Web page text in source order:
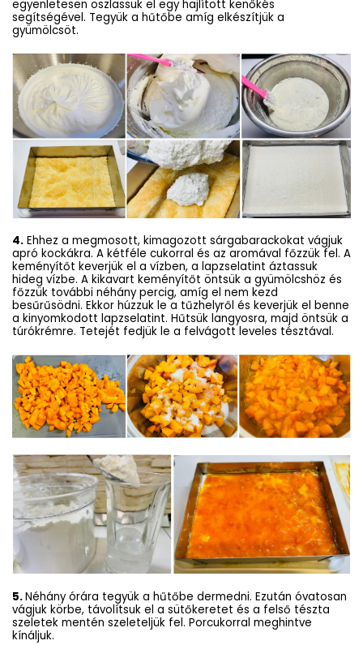
egyenletesen oszlassuk el egy hajlított kenőkés
segítségével. Tegyük a hűtőbe amíg elkészítjük a
gyümölcsöt.
4. Ehhez a megmosott, kimagozott sárgabarackokat vágjuk
apró kockákra. A kétféle cukorral és az aromával főzzük fel. A
keményítőt keverjük el a vízben, a lapzselatint áztassuk
hideg vízbe. A kikavart keményítőt öntsük a gyümölcshöz és
főzzük további néhány percig, amíg el nem kezd
besűrűsödni. Ekkor húzzuk le a tűzhelyről és keverjük el benne
a kinyomkodott lapzselatint. Hűtsük langyosra, majd öntsük a
túrókrémre. Tetejét fedjük le a felvágott leveles tésztával.
5.Néhány órára tegyük a hűtőbe dermedni. Ezután óvatosan
vágjuk körbe, távolítsuk el a sütőkeretet és a felső tészta
szeletek mentén szeleteljük fel. Porcukorral meghintve
kínáljuk.